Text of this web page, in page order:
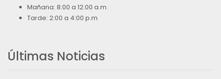
Mañana: 8:00 a 12:00 a.m.
Tarde: 2:00 a 4:00 p.m
Últimas Noticias